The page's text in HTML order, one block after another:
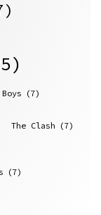
(7)
The Clash (7)
(7)